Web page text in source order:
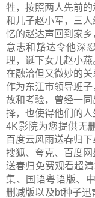
牲，按照两人先前
和儿子赵小军，三
忆的赵达声回到家
意志和豁达令他深
理，诞下女儿赵小
在融洽但又微妙的
作为东江市领导班
故和考验，曾经一
择，也使得他们的人
4K影院为您提供无
百度云风雨送春归下
搜狐、夸克、百度
送春归免费观看超
集、国语粤语版、
删减版以及bt种子迅